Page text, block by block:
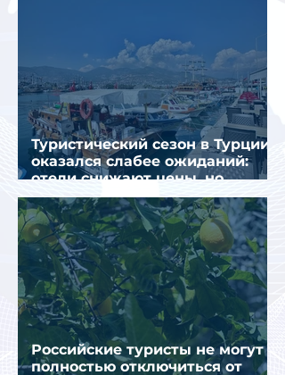
Туристический сезон в Турции
оказался слабее ожиданий:
отели снижают цены, но
загрузка остается низкой
Российские туристы не могут
полностью отключиться от